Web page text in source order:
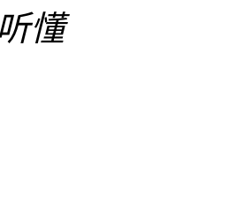
懂